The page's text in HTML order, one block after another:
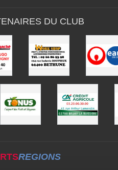
DU CLUB
REGIONS